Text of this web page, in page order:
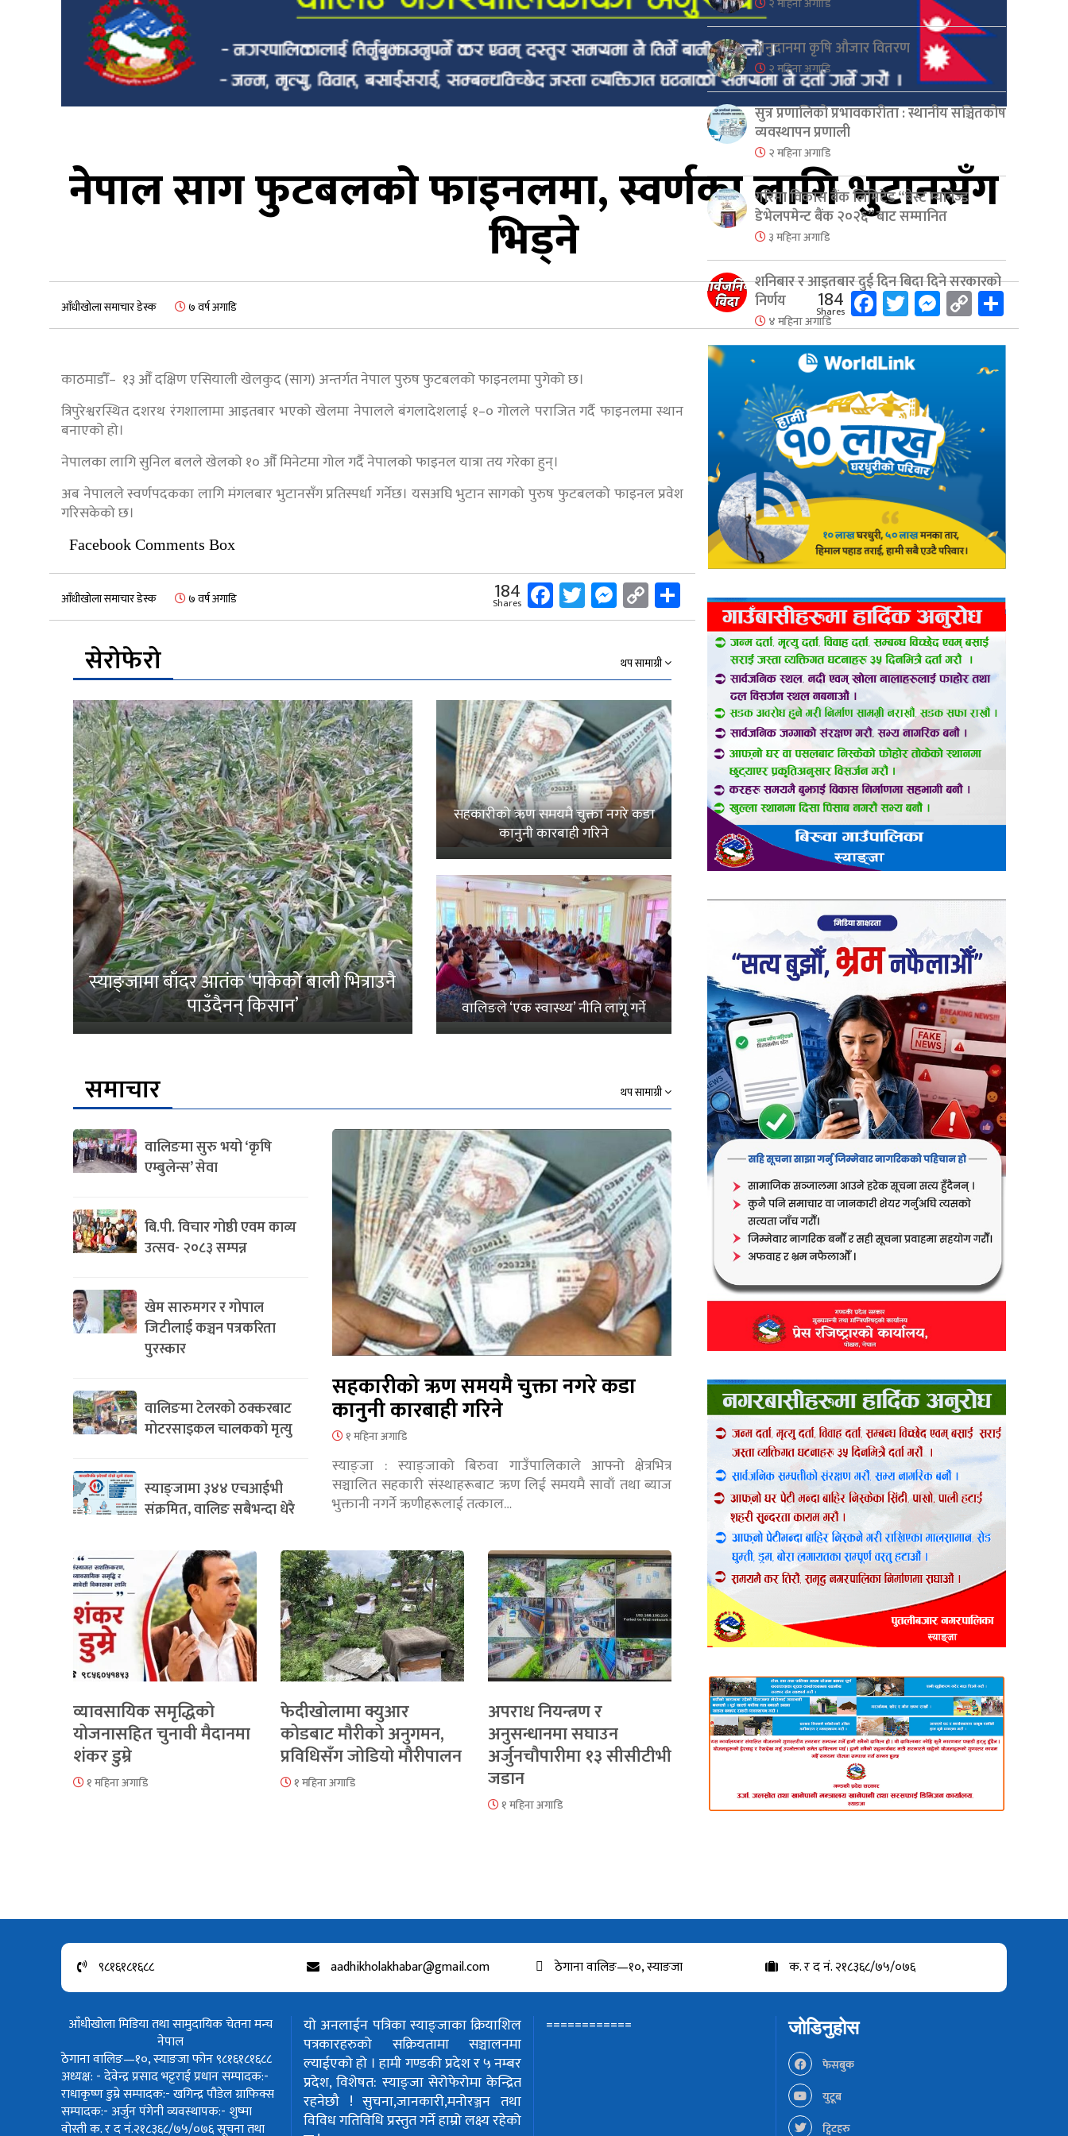
नेपाल साग फुटबलको फाइनलमा, स्वर्णका लागि भुटानसँग
भिड्ने
आँधीखोला समाचार डेस्क ७ वर्ष अगाडि 184
Shares Facebook
Twitter
Messenger
Copy
Link
काठमाडौँ– १३ औँ दक्षिण एसियाली खेलकुद (साग) अन्तर्गत नेपाल पुरुष फुटबलको फाइनलमा पुगेको छ।
त्रिपुरेश्वरस्थित दशरथ रंगशालामा आइतबार भएको खेलमा नेपालले बंगलादेशलाई १–० गोलले पराजित गर्दै फाइनलमा स्थान
बनाएको हो।
नेपालका लागि सुनिल बलले खेलको १० औँ मिनेटमा गोल गर्दै नेपालको फाइनल यात्रा तय गरेका हुन्।
अब नेपालले स्वर्णपदकका लागि मंगलबार भुटानसँग प्रतिस्पर्धा गर्नेछ। यसअघि भुटान सागको पुरुष फुटबलको फाइनल प्रवेश
गरिसकेको छ।
Facebook Comments Box
आँधीखोला समाचार डेस्क ७ वर्ष अगाडि 184
Shares Facebook
Twitter
Messenger
Copy
Link
Share
सेरोफेरो
थप सामाग्री
स्याङ्जामा बाँदर आतंक ‘पाकेको बाली भित्राउनै
पाउँदैनन् किसान’
सहकारीको ऋण समयमै चुक्ता नगरे कडा
कानुनी कारबाही गरिने
वालिङले ‘एक स्वास्थ्य’ नीति लागू गर्ने
समाचार थप सामाग्री
वालिङमा सुरु भयो ‘कृषि
एम्बुलेन्स’ सेवा
बि.पी. विचार गोष्ठी एवम काव्य
उत्सव- २०८३ सम्पन्न
खेम सारुमगर र गोपाल
जिटीलाई कञ्चन पत्रकरिता
पुरस्कार
वालिङमा टेलरको ठक्करबाट
मोटरसाइकल चालकको मृत्यु
स्याङ्जामा ३४४ एचआईभी
संक्रमित, वालिङ सबैभन्दा धेरै
सहकारीको ऋण समयमै चुक्ता नगरे कडा
कानुनी कारबाही गरिने
१ महिना अगाडि
स्याङ्जा : स्याङ्जाको बिरुवा गाउँपालिकाले आफ्नो क्षेत्रभित्र
सञ्चालित सहकारी संस्थाहरूबाट ऋण लिई समयमै सावाँ तथा ब्याज
भुक्तानी नगर्ने ऋणीहरूलाई तत्काल…
व्यावसायिक समृद्धिको
योजनासहित चुनावी मैदानमा
शंकर डुम्रे
१ महिना अगाडि
फेदीखोलामा क्युआर
कोडबाट मौरीको अनुगमन,
प्रविधिसँग जोडियो मौरीपालन
१ महिना अगाडि
अपराध नियन्त्रण र
अनुसन्धानमा सघाउन
अर्जुनचौपारीमा १३ सीसीटीभी
जडान
१ महिना अगाडि
अनुदानमा कृषि औजार वितरण
२ महिना अगाडि
सुत्र प्रणालिको प्रभावकारीता : स्थानीय सञ्चितकोष
व्यवस्थापन प्रणाली
२ महिना अगाडि
गरिमा विकास बैंक लिमिटेड “बेस्ट म्यानेज्ड
डेभेलपमेन्ट बैंक २०२६” बाट सम्मानित
३ महिना अगाडि
शनिबार र आइतबार दुई दिन बिदा दिने सरकारको
निर्णय
४ महिना अगाडि
९८१६१८१६८८ aadhikholakhabar@gmail.com ठेगाना वालिङ—१०, स्याङजा क. र द नं. २१८३६८/७५/०७६
आँधीखोला मिडिया तथा सामुदायिक चेतना मन्च
नेपाल
ठेगाना वालिङ—१०, स्याङजा फोन ९८१६१८१६८८
अध्यक्ष: - देवेन्द्र प्रसाद भट्टराईप्रधान सम्पादक:-
राधाकृष्ण डुम्रेसम्पादक:- खगिन्द्र पौडेलग्राफिक्स
सम्पादक:- अर्जुन पंगेनीव्यवस्थापक:- शुष्मा
वोस्तीक. र द नं.२१८३६८/७५/०७६सूचना तथा
यो अनलाईन पत्रिका स्याङ्जाका क्रियाशिल
पत्रकारहरुको सक्रियतामा सञ्चालनमा
ल्याईएको हो । हामी गण्डकी प्रदेश र ५ नम्बर
प्रदेश, विशेषत: स्याङ्जा सेरोफेरोमा केन्द्रित
रहनेछौ !सुचना,जानकारी,मनोरञ्जन तथा
विविध गतिविधि प्रस्तुत गर्ने हाम्रो लक्ष्य रहेको
============ जोडिनुहोस
फेसबुक
युटूब
ट्विटहरु